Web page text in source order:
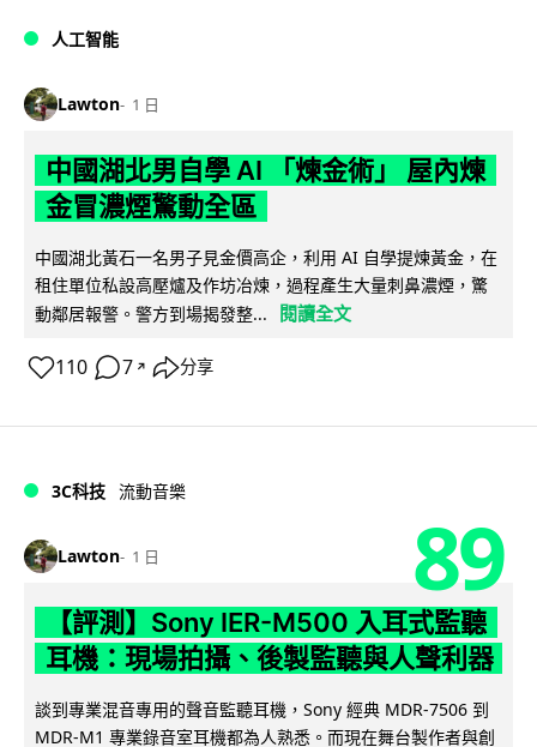
人工智能
Lawton 1 日
中國湖北男自學 AI 「煉金術」 屋內煉
金冒濃煙驚動全區
中國湖北黃石一名男子見金價高企，利用 AI 自學提煉黃金，在
租住單位私設高壓爐及作坊冶煉，過程產生大量刺鼻濃煙，驚
動鄰居報警。警方到場揭發整...
閱讀全文
110 7 ↗ 分享
3C科技 流動音樂
Lawton 1 日 89
【評測】Sony IER-M500 入耳式監聽
耳機：現場拍攝、後製監聽與人聲利器
談到專業混音專用的聲音監聽耳機，Sony 經典 MDR-7506 到
MDR-M1 專業錄音室耳機都為人熟悉。而現在舞台製作者與創